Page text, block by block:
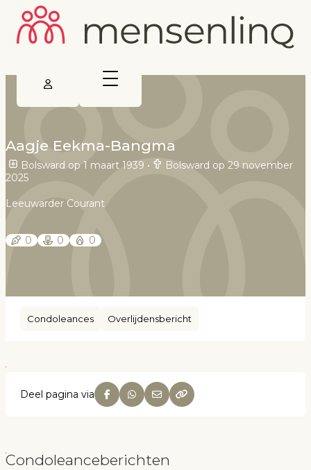
Aagje Eekma-Bangma
Bolsward op 1 maart 1939 •
Bolsward op 29 november
2025
Leeuwarder Courant
0 0 0
Condoleances Overlijdensbericht
Deel pagina via
Condoleanceberichten